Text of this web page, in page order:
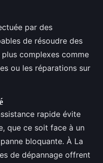
par des
de résoudre des
complexes comme
ou les réparations sur
rapide évite
que ce soit face à un
bloquante. À La
de dépannage offrent